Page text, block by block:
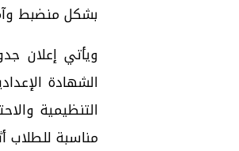
بشكل منضبط
ويأتي إعلان
الشهادة
التنظيمية
مناسبة للطلاب